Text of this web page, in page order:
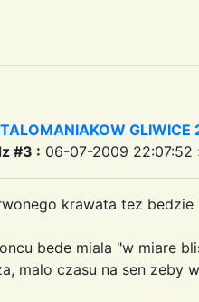
#3 : 06-07-2009 22:07:52
krawata tez
bede miala "w miare
malo czasu na sen zeby